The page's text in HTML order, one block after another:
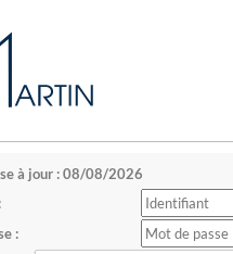
à jour : 08/08/2026
: